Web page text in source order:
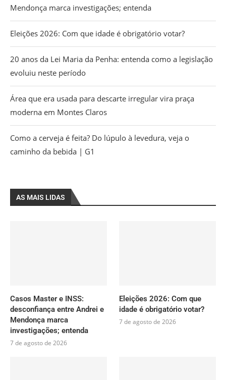
Mendonça marca investigações; entenda
Eleições 2026: Com que idade é obrigatório votar?
20 anos da Lei Maria da Penha: entenda como a legislação
evoluiu neste período
Área que era usada para descarte irregular vira praça
moderna em Montes Claros
Como a cerveja é feita? Do lúpulo à levedura, veja o
caminho da bebida | G1
AS MAIS LIDAS
Casos Master e INSS:
desconfiança entre Andrei e
Mendonça marca
investigações; entenda
7 de agosto de 2026
Eleições 2026: Com que
idade é obrigatório votar?
7 de agosto de 2026